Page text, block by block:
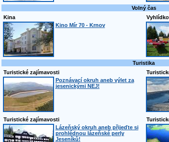
Volný čas
Kina
Kino Mír 70 - Krnov
Turistika
Turistické zajímavosti
Poznávací okruh aneb výlet za
jesenickými NEJ!
Turistické zajímavosti
Lázeňský okruh aneb přijeďte si
prohlédnou lázeňské perly
Jeseníků!